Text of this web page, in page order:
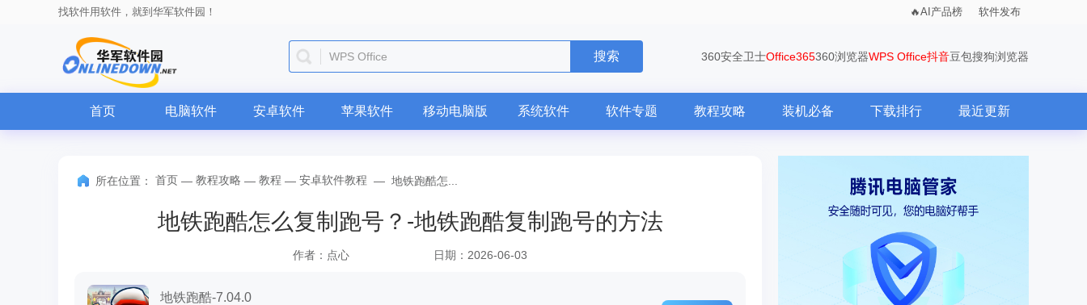
找软件用软件，就到华军软件园！ AI产品榜 软件发布
WPS Office 搜索 360安全卫士Office365360浏览器WPS Office抖音豆包搜狗浏览器
首页 电脑软件 安卓软件 苹果软件 移动电脑版 系统软件 软件专题 教程攻略 装机必备 下载排行 最近更新
所在位置： 首页 — 教程攻略 — 教程 — 安卓软件教程 — 地铁跑酷怎...
地铁跑酷怎么复制跑号？-地铁跑酷复制跑号的方法
作者：点心 日期：2026-06-03
地铁跑酷-7.04.0